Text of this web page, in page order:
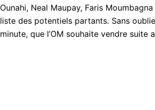
Ounahi, Neal Maupay, Faris
liste des potentiels partants. Sans
minute, que l’OM souhaite vendre suite